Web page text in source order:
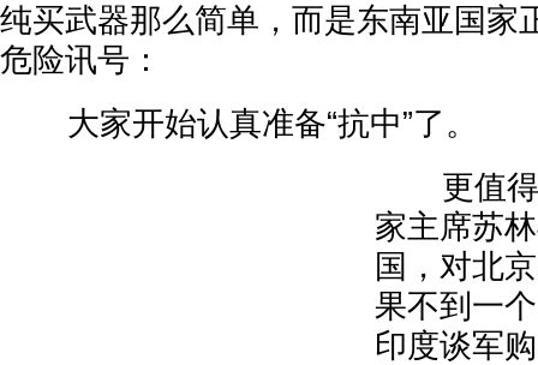
纯买武器那么简单，而是东南亚国家
危险讯号：
大家开始认真准备“抗中”了。
更值得
家主席苏
国，对北
果不到一
印度谈军